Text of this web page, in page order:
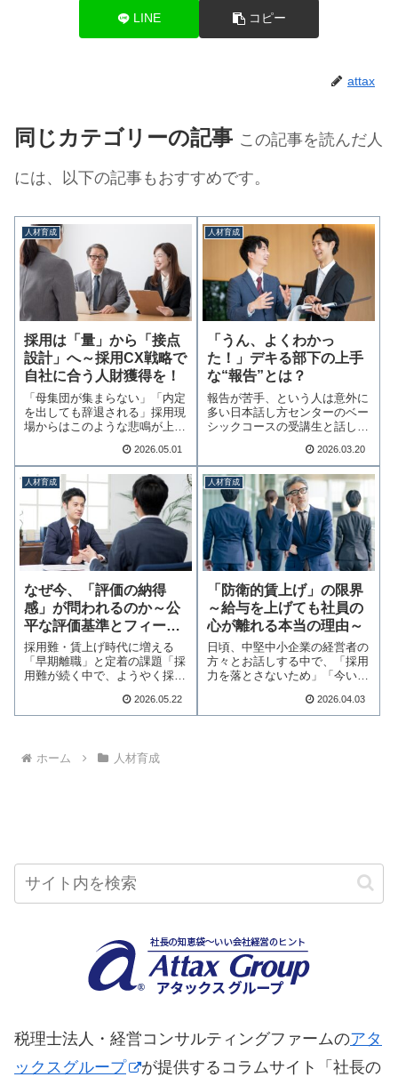
LINE コピー
attax
同じカテゴリーの記事 この記事を読んだ人
には、以下の記事もおすすめです。
人材育成
採用は「量」から「接点
設計」へ～採用CX戦略で
自社に合う人財獲得を！
「母集団が集まらない」「内定
を出しても辞退される」採用現
場からはこのような悲鳴が上が
2026.05.01
人材育成
「うん、よくわかっ
た！」デキる部下の上手
な“報告”とは？
報告が苦手、という人は意外に
多い日本話し方センターのベー
シックコースの受講生と話して
2026.03.20
人材育成
なぜ今、「評価の納得
感」が問われるのか～公
平な評価基準とフィード
バックの勘所～
採用難・賃上げ時代に増える
「早期離職」と定着の課題「採
用難が続く中で、ようやく採用
2026.05.22
人材育成
「防衛的賃上げ」の限界
～給与を上げても社員の
心が離れる本当の理由～
日頃、中堅中小企業の経営者の
方々とお話しする中で、「採用
力を落とさないため」「今いる
2026.04.03
ホーム 人材育成
税理士法人・経営コンサルティングファームのアタ
ックスグループ
が提供するコラムサイト「社長の